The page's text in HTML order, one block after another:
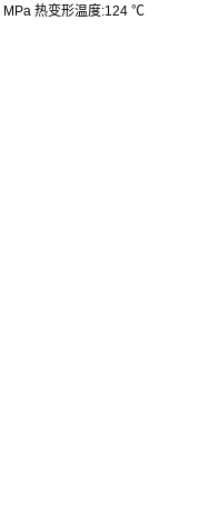
MPa 热变形温度:124 ℃